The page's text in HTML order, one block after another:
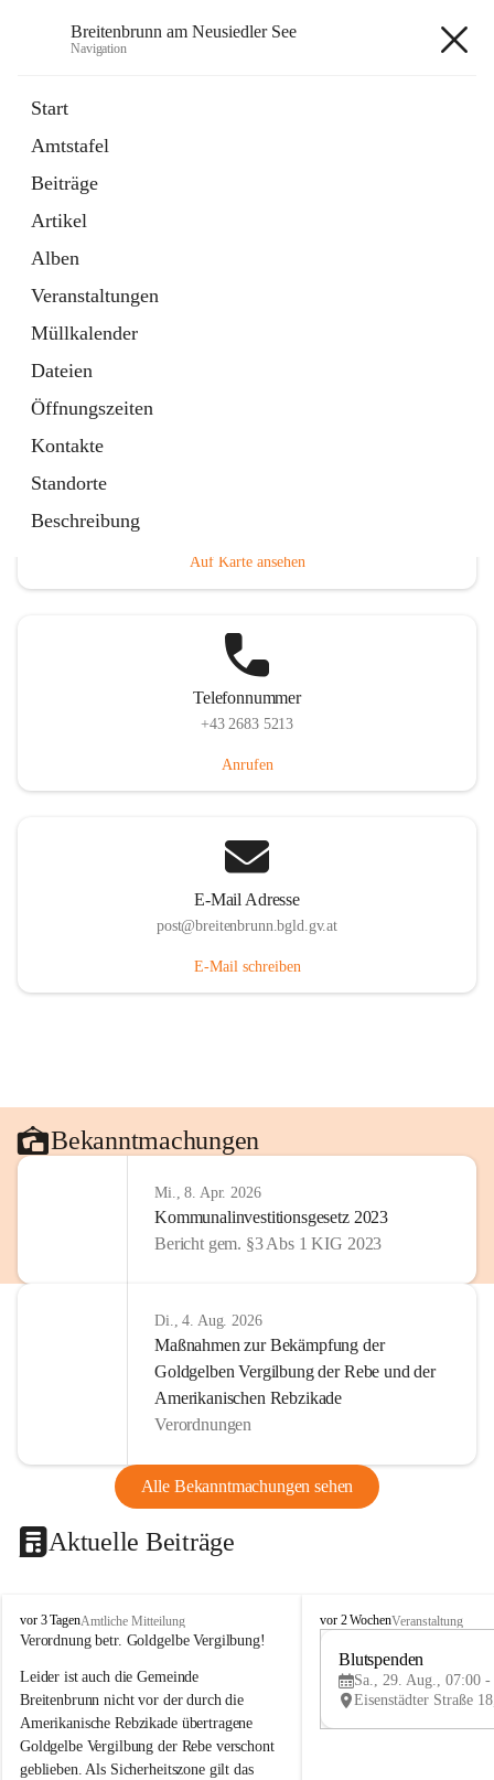
Breitenbrunn am Neusiedler See
Navigation
Start
Amtstafel
Beiträge
Artikel
Alben
Veranstaltungen
Müllkalender
Dateien
Öffnungszeiten
Kontakte
Standorte
Beschreibung
18 Schnellzugriffe
Gemeindeservice
Auf Karte ansehen
Telefonnummer
+43 2683 5213
Anrufen
E-Mail Adresse
post@breitenbrunn.bgld.gv.at
E-Mail schreiben
Bekanntmachungen
Mi., 8. Apr. 2026
Kommunalinvestitionsgesetz 2023
Bericht gem. §3 Abs 1 KIG 2023
Di., 4. Aug. 2026
Maßnahmen zur Bekämpfung der
Goldgelben Vergilbung der Rebe und der
Amerikanischen Rebzikade
Verordnungen
Alle Bekanntmachungen sehen
Aktuelle Beiträge
B
r
i
t
e
n
b
vor 3 TagenAmtliche Mitteilung
Verordnung betr. Goldgelbe Vergilbung!
Leider ist auch die Gemeinde
Breitenbrunn nicht vor der durch die
Amerikanische Rebzikade übertragene
Goldgelbe Vergilbung der Rebe verschont
geblieben. Als Sicherheitszone gilt das
B
e
vor 2 WochenVeranstaltung
Blutspenden
Sa., 29. Aug., 07:00 -